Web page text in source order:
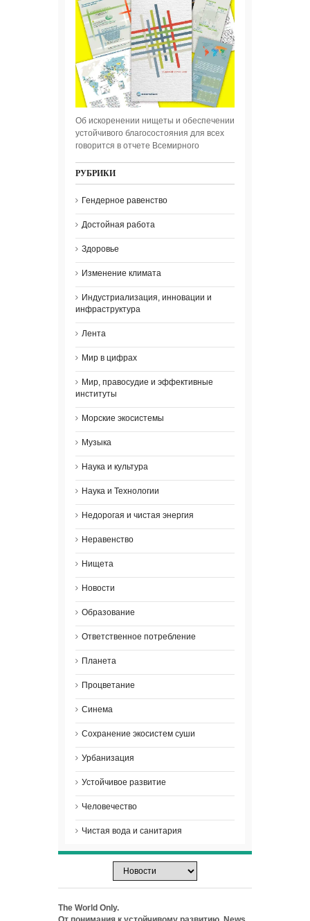
Об искоренении нищеты и обеспечении
устойчивого благосостояния для всех
говорится в отчете Всемирного
РУБРИКИ
Гендерное равенство
Достойная работа
Здоровье
Изменение климата
Индустриализация, инновации и
инфраструктура
Лента
Мир в цифрах
Мир, правосудие и эффективные
институты
Морские экосистемы
Музыка
Наука и культура
Наука и Технологии
Недорогая и чистая энергия
Неравенство
Нищета
Новости
Образование
Ответственное потребление
Планета
Процветание
Синема
Сохранение экосистем суши
Урбанизация
Устойчивое развитие
Человечество
Чистая вода и санитария
The World Only.